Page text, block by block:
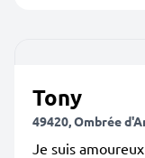
Tony
49420, Ombrée
Je suis